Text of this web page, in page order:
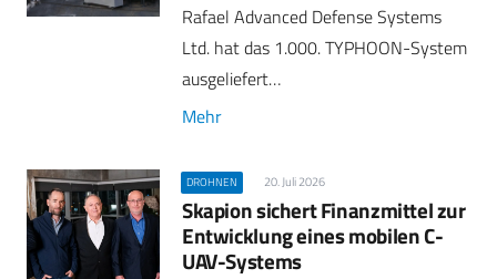
Rafael Advanced Defense Systems
Ltd. hat das 1.000. TYPHOON-System
ausgeliefert…
Mehr
DROHNEN 20. Juli 2026
Skapion sichert Finanzmittel zur
Entwicklung eines mobilen C-
UAV-Systems